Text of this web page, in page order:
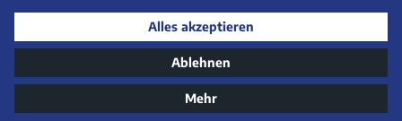
Über alle Detailbedingungen informiert Sie gerne Ihr Leapmotor
Kombinierte Werte gem. WLTP. Die Werte eines Fahrzeugs hängen
nicht nur von der effizienten Ausnutzung des Kraftstoffs durch das
Fahrzeug ab, sondern werden auch vom Fahrverhalten und anderen